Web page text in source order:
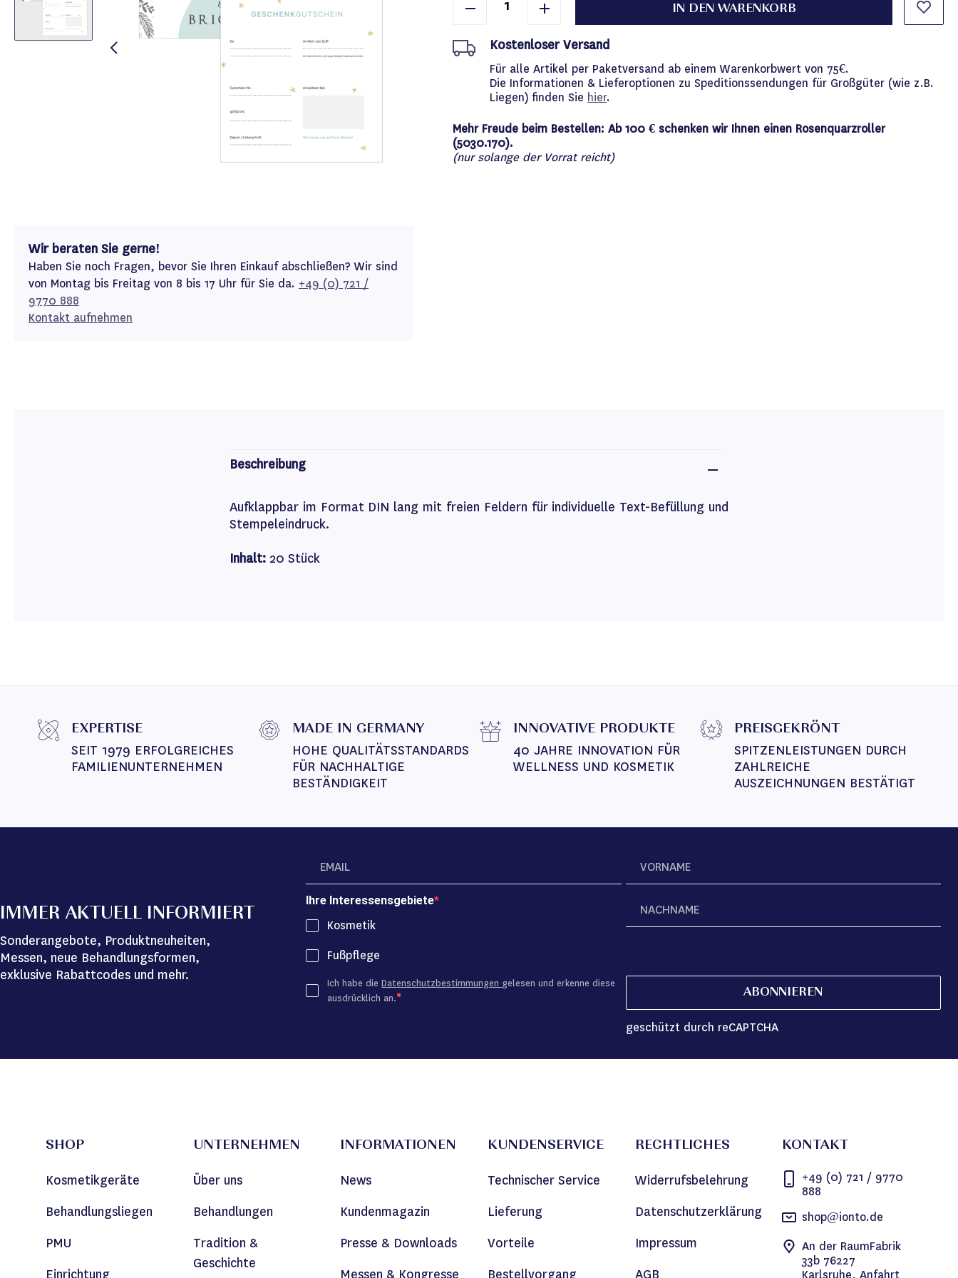
Wir beraten Sie gerne!
Haben Sie noch Fragen, bevor Sie Ihren Einkauf abschließen? Wir sind
von Montag bis Freitag von 8 bis 17 Uhr für Sie da. +49 (0) 721 /
9770 888
Kontakt aufnehmen
IN DEN WARENKORB
Kostenloser Versand
Für alle Artikel per Paketversand ab einem Warenkorbwert von 75€.
Die Informationen & Lieferoptionen zu Speditionssendungen für Großgüter (wie z.B.
Liegen) finden Sie hier.
Mehr Freude beim Bestellen: Ab 100 € schenken wir Ihnen einen Rosenquarzroller
(5030.170).
(nur solange der Vorrat reicht)
Beschreibung
Aufklappbar im Format DIN lang mit freien Feldern für individuelle Text-Befüllung und
Stempeleindruck.
Inhalt: 20 Stück
EXPERTISE
SEIT 1979 ERFOLGREICHES
FAMILIENUNTERNEHMEN
MADE IN GERMANY
HOHE QUALITÄTSSTANDARDS
FÜR NACHHALTIGE
BESTÄNDIGKEIT
INNOVATIVE PRODUKTE
40 JAHRE INNOVATION FÜR
WELLNESS UND KOSMETIK
PREISGEKRÖNT
SPITZENLEISTUNGEN DURCH
ZAHLREICHE
AUSZEICHNUNGEN BESTÄTIGT
IMMER AKTUELL INFORMIERT
Sonderangebote, Produktneuheiten,
Messen, neue Behandlungsformen,
exklusive Rabattcodes und mehr.
Ihre Interessensgebiete
Kosmetik
Fußpflege
Ich habe dieDatenschutzbestimmungen gelesen und erkenne diese
ausdrücklich an.
ABONNIEREN
geschützt durch reCAPTCHA
SHOP
Kosmetikgeräte
Behandlungsliegen
PMU
Einrichtung
UNTERNEHMEN
Über uns
Behandlungen
Tradition &
Geschichte
INFORMATIONEN
News
Kundenmagazin
Presse & Downloads
Messen & Kongresse
KUNDENSERVICE
Technischer Service
Lieferung
Vorteile
Bestellvorgang
RECHTLICHES
Widerrufsbelehrung
Datenschutzerklärung
Impressum
AGB
KONTAKT
+49 (0) 721 / 9770
888
shop@ionto.de
An der RaumFabrik
33b 76227
Karlsruhe, Anfahrt